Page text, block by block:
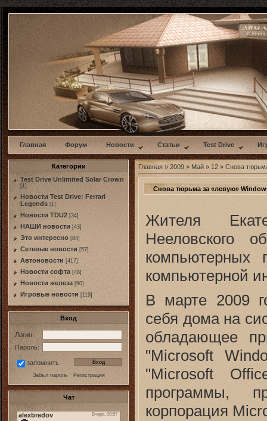
w
Главная Форум Новости Статьи Test Drive
Категории
Test Drive Unlimited Solar Crown
[1]
Новости Test Drive: Ferrari
Legends [1]
Новости TDU2 [34]
НАШИ новости [43]
Это интересно [84]
Сетевые новости [57]
Автоновости [417]
Новости софта [48]
Новоcти железа [90]
Игровые новости [119]
Вход
Логин:
Пароль:
запомнить
Забыл пароль· Регистрация
Чат
Главная » 2009 » Май » 12 » Снова
Снова тюрьма за «левую»
Жителя
Нееловского
компьютерных
компьютерной
В марте 2009
себя дома на
обладающее
"Microsoft
"Microsoft
программы,
корпорация